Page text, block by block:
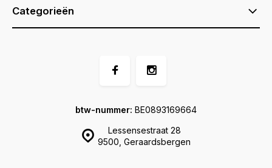
Categorieën
Lessensestraat 28
9500, Geraardsbergen
btw-nummer: BE0893169664